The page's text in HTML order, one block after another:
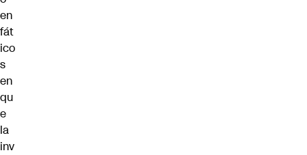
en
fát
ico
s
en
qu
e
la
inv